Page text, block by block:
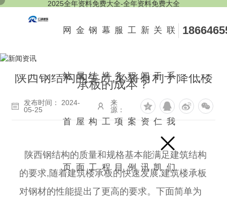
2025全年资料免费大全-全年资料免费大全
网
站
首
页
金
属
屋
面
钢
结
构
工
幕
墙
工
程
服
务
项
目
工
程
案
例
新
闻
资
讯
关
于
仁
凯
联
系
我
们
陕西钢结构的生产,必将有利于降低楼
承板的成本？
发布时间： 2024-
05-25
来
源：
陕西钢结构的质量和规格基本能满足建筑结构
的要求,随着建筑楼承板的快速发展,建筑楼承板
对钢材的性能提出了更高的要求。下面简单为